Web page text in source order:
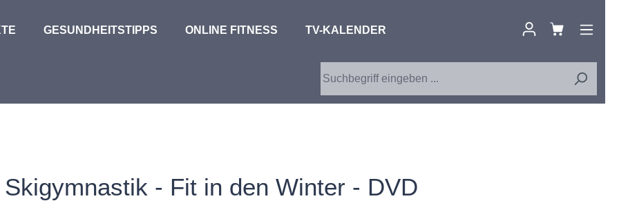
GESUNDHEITSTIPPS ONLINE FITNESS TV-KALENDER
Skigymnastik - Fit in den Winter - DVD